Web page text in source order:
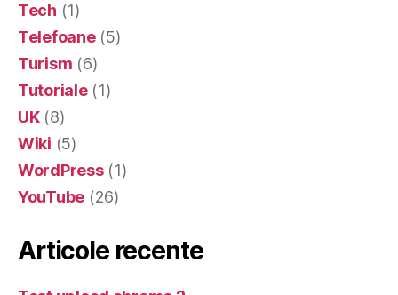
Tech (1)
Telefoane(5)
Turism (6)
Tutoriale(1)
UK(8)
Wiki (5)
WordPress(1)
YouTube (26)
Articole recente